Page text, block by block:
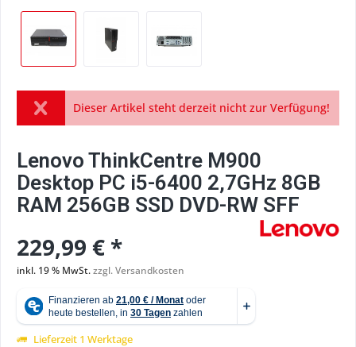
Dieser Artikel steht derzeit nicht zur Verfügung!
Lenovo ThinkCentre M900
Desktop PC i5-6400 2,7GHz 8GB
RAM 256GB SSD DVD-RW SFF
229,99 € *
inkl. 19 % MwSt.zzgl. Versandkosten
Lieferzeit 1 Werktage